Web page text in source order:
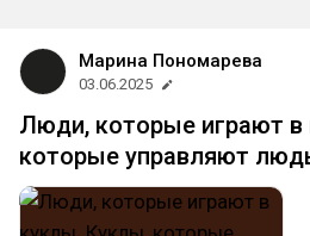
Марина Пономарева
03.06.2025
Люди, которые играют в
которые управляют